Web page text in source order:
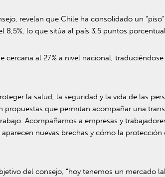
revelan que Chile ha consolidado un
lo que sitúa al país 3,5 puntos
al 27% a nivel nacional,
la salud, la seguridad y la vida de las
que permitan acompañar una
Acompañamos a empresas y
nuevas brechas y cómo la protección
del consejo, “hoy tenemos un mercado